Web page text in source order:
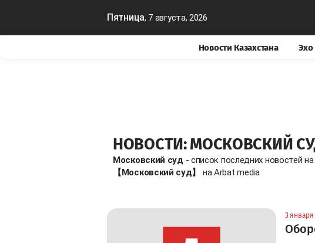
Пятница, 7 августа, 2026
Новости Казахстана
НОВОСТИ: МОСКОВСКИЙ
Московский суд - список последних новостей
【Московский суд】
на Arbat media
3 января